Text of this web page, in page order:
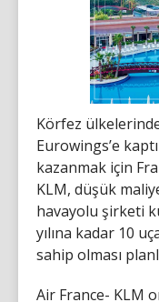
Körfez
Eurowings’e
kazanmak için
KLM, düşük
havayolu şirketi
yılına kadar 10
sahip olması
Air France- KLM